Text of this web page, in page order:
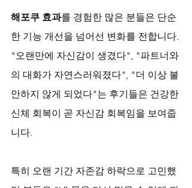
해포쿠 효과를 경험한 많은 분들은 단순
한 기능 개선을 넘어선 변화를 전합니다.
"오랜만에 자신감이 생겼다", "파트너와
의 대화가 자연스러워졌다", "더 이상 불
안하지 않게 되었다"는 후기들은 건강한
신체 회복이 곧 자신감 회복임을 보여줍
니다.
특히 오랜 기간 자존감 하락으로 고민했